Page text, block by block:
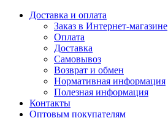
Доставка и оплата
Заказ в Интернет-магазине
Оплата
Доставка
Самовывоз
Возврат и обмен
Нормативная информация
Полезная информация
Контакты
Оптовым покупателям